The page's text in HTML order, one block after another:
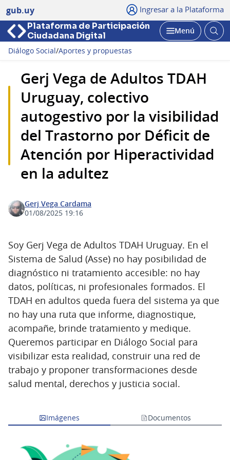
gub.uy Ingresar a la Plataforma
Plataforma de Participación
Ciudadana Digital
Abrir
Menú
Diálogo Social/Aportes y propuestas
Gerj Vega de Adultos TDAH
Uruguay, colectivo
autogestivo por la visibilidad
del Trastorno por Déficit de
Atención por Hiperactividad
en la adultez
Gerj Vega Cardama
01/08/2025 19:16
Soy Gerj Vega de Adultos TDAH Uruguay. En el
Sistema de Salud (Asse) no hay posibilidad de
diagnóstico ni tratamiento accesible: no hay
datos, políticas, ni profesionales formados. El
TDAH en adultos queda fuera del sistema ya que
no hay una ruta que informe, diagnostique,
acompañe, brinde tratamiento y medique.
Queremos participar en Diálogo Social para
visibilizar esta realidad, construir una red de
trabajo y proponer transformaciones desde
salud mental, derechos y justicia social.
Imágenes Documentos